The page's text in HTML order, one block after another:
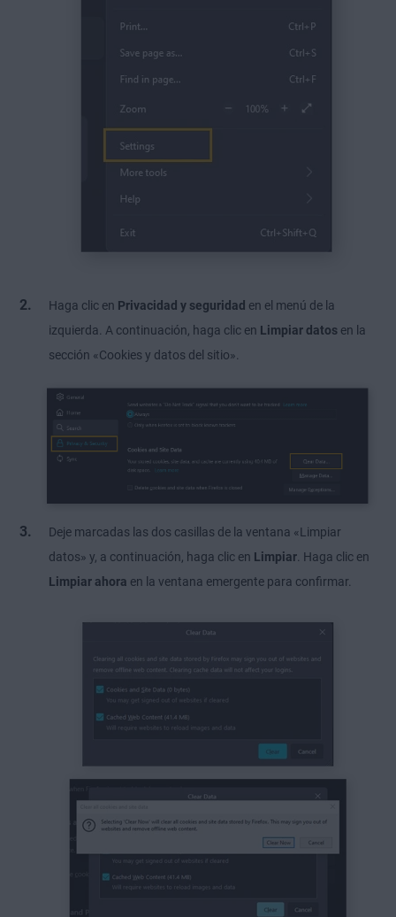
Haga clic en Privacidad y seguridad en el menú de la
izquierda. A continuación, haga clic en Limpiar datos en la
sección «Cookies y datos del sitio».
Deje marcadas las dos casillas de la ventana «Limpiar
datos» y, a continuación, haga clic en Limpiar . Haga clic en
Limpiar ahora en la ventana emergente para confirmar.